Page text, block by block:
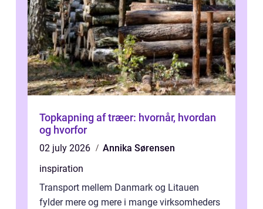
Topkapning af træer: hvornår, hvordan
og hvorfor
02 july 2026
Annika Sørensen
inspiration
Transport mellem Danmark og Litauen
fylder mere og mere i mange virksomheders